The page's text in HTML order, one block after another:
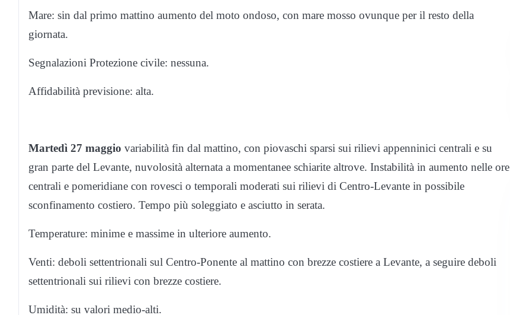
Mare: sin dal primo mattino aumento del moto ondoso, con mare mosso ovunque per il resto della
giornata.
Segnalazioni Protezione civile: nessuna.
Affidabilità previsione: alta.
Martedì 27 maggio variabilità fin dal mattino, con piovaschi sparsi sui rilievi appenninici centrali e su
gran parte del Levante, nuvolosità alternata a momentanee schiarite altrove. Instabilità in aumento nelle ore
centrali e pomeridiane con rovesci o temporali moderati sui rilievi di Centro-Levante in possibile
sconfinamento costiero. Tempo più soleggiato e asciutto in serata.
Temperature: minime e massime in ulteriore aumento.
Venti: deboli settentrionali sul Centro-Ponente al mattino con brezze costiere a Levante, a seguire deboli
settentrionali sui rilievi con brezze costiere.
Umidità: su valori medio-alti.